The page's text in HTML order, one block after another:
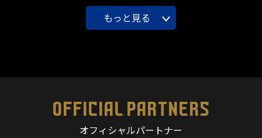
もっと見る
OFFICIAL PARTNERS
オフィシャルパートナー